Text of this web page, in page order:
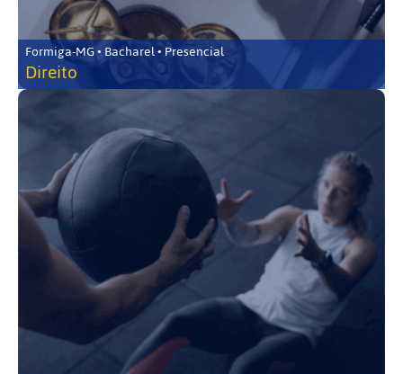
Formiga-MG • Bacharel • Presencial
Direito